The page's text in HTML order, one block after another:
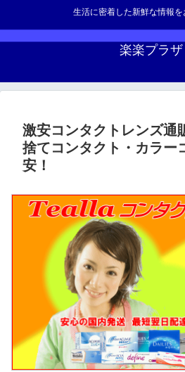
生活に密着した新鮮な情報を
楽楽プラザ
激安コンタクトレンズ通
捨てコンタクト・カラー
安！